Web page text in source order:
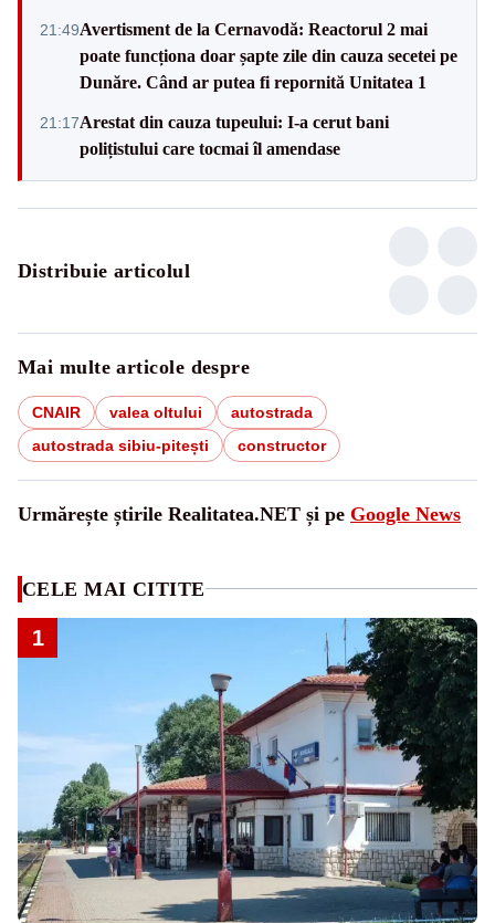
21:49Avertisment de la Cernavodă: Reactorul 2 mai
poate funcționa doar șapte zile din cauza secetei pe
Dunăre. Când ar putea fi repornită Unitatea 1
21:17Arestat din cauza tupeului: I-a cerut bani
polițistului care tocmai îl amendase
Distribuie articolul
Mai multe articole despre
CNAIR valea oltului
autostrada
autostrada sibiu-pitești
constructor
Urmărește știrile Realitatea.NET și pe Google News
CELE MAI CITITE
1